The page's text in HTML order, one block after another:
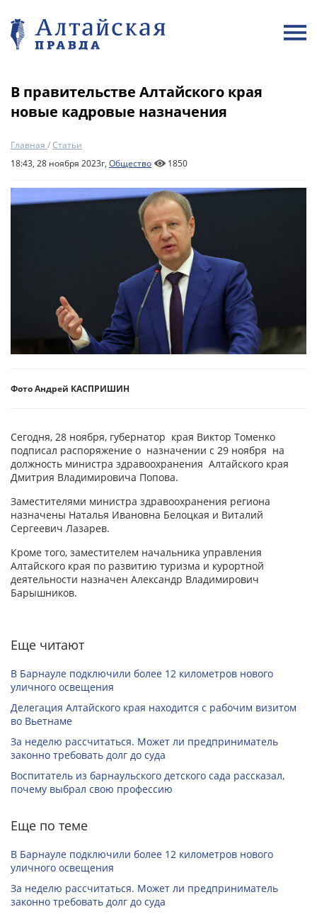
В правительстве Алтайского края
новые кадровые назначения
Главная /Статьи
18:43, 28 ноября 2023г, Общество 1850
Фото Андрей КАСПРИШИН
Сегодня, 28 ноября, губернатор края Виктор Томенко
подписал распоряжение о назначении с 29 ноября на
должность министра здравоохранения Алтайского края
Дмитрия Владимировича Попова.
Заместителями министра здравоохранения региона
назначены Наталья Ивановна Белоцкая и Виталий
Сергеевич Лазарев.
Кроме того, заместителем начальника управления
Алтайского края по развитию туризма и курортной
деятельности назначен Александр Владимирович
Барышников.
Еще читают
В Барнауле подключили более 12 километров нового
уличного освещения
Делегация Алтайского края находится с рабочим визитом
во Вьетнаме
За неделю рассчитаться. Может ли предприниматель
законно требовать долг до суда
Воспитатель из барнаульского детского сада рассказал,
почему выбрал свою профессию
Еще по теме
В Барнауле подключили более 12 километров нового
уличного освещения
За неделю рассчитаться. Может ли предприниматель
законно требовать долг до суда